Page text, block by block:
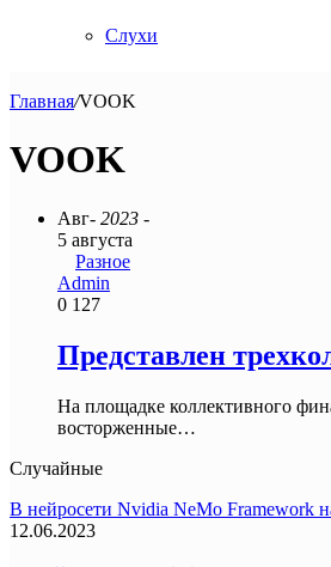
Слухи
Главная/VOOK
VOOK
Авг- 2023 -
5 августа
Разное
Admin
0 127
Представлен
На площадке коллективного
восторженные…
Случайные
В нейросети Nvidia NeMo Framework
12.06.2023